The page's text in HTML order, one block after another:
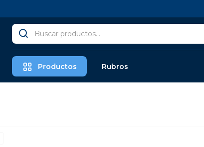
Productos Rubros